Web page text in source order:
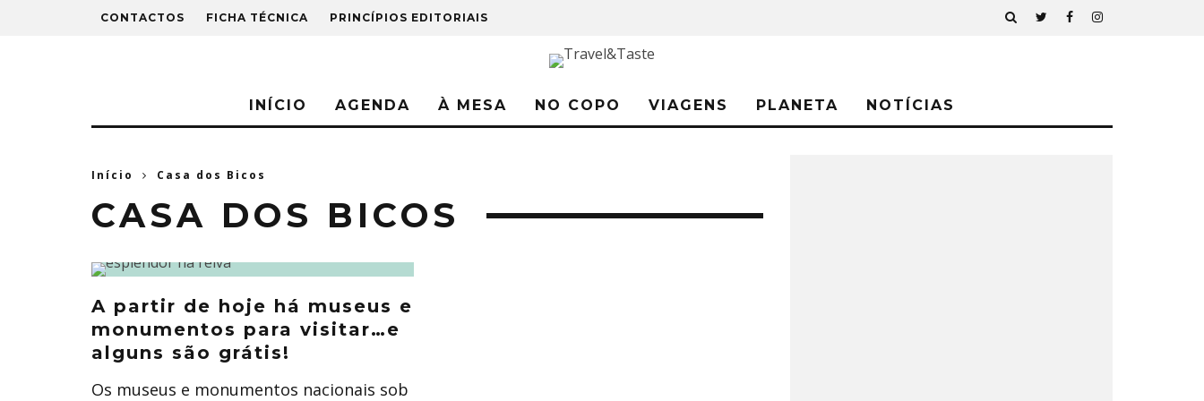
CONTACTOS FICHA TÉCNICA PRINCÍPIOS EDITORIAIS
INÍCIO AGENDA À MESA NO COPO VIAGENS PLANETA NOTÍCIAS
Início Casa dos Bicos
CASA DOS BICOS
A partir de hoje há museus e
monumentos para visitar…e
alguns são grátis!
Os museus e monumentos nacionais sob